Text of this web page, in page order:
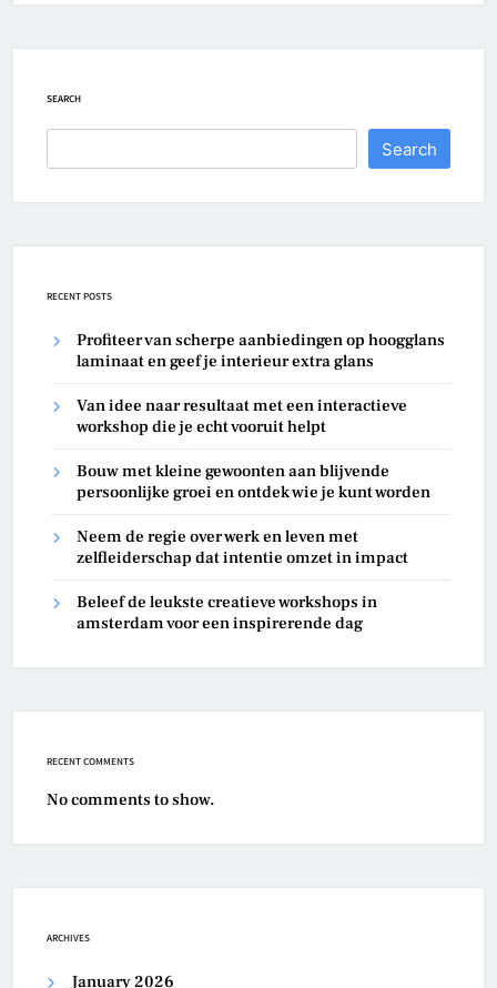
SEARCH
Search
RECENT POSTS
Profiteer van scherpe aanbiedingen op hoogglans
laminaat en geef je interieur extra glans
Van idee naar resultaat met een interactieve
workshop die je echt vooruit helpt
Bouw met kleine gewoonten aan blijvende
persoonlijke groei en ontdek wie je kunt worden
Neem de regie over werk en leven met
zelfleiderschap dat intentie omzet in impact
Beleef de leukste creatieve workshops in
amsterdam voor een inspirerende dag
RECENT COMMENTS
No comments to show.
ARCHIVES
January 2026